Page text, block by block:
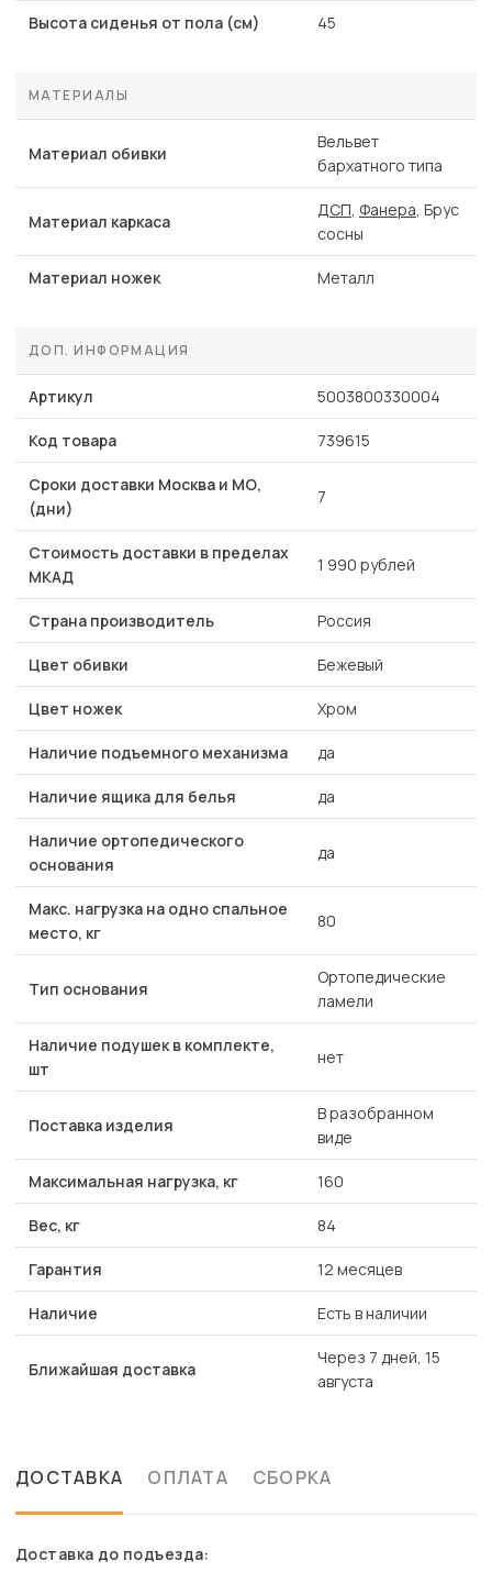
Высота сиденья от пола (см) 45
МАТЕРИАЛЫ
Материал обивки
Вельвет
бархатного типа
Материал каркаса
ДСП, Фанера, Брус
сосны
Материал ножек Металл
ДОП. ИНФОРМАЦИЯ
Артикул 5003800330004
Код товара 739615
Сроки доставки Москва и МО,
(дни)
7
Стоимость доставки в пределах
МКАД
1 990 рублей
Страна производитель Россия
Цвет обивки Бежевый
Цвет ножек Хром
Наличие подъемного механизма да
Наличие ящика для белья да
Наличие ортопедического
основания
да
Макс. нагрузка на одно спальное
место, кг
80
Тип основания
Ортопедические
ламели
Наличие подушек в комплекте,
шт
нет
Поставка изделия
В разобранном
виде
Максимальная нагрузка, кг 160
Вес, кг 84
Гарантия 12 месяцев
Наличие Есть в наличии
Ближайшая доставка
Через 7 дней, 15
августа
ДОСТАВКА ОПЛАТА СБОРКА
Доставка до подъезда: